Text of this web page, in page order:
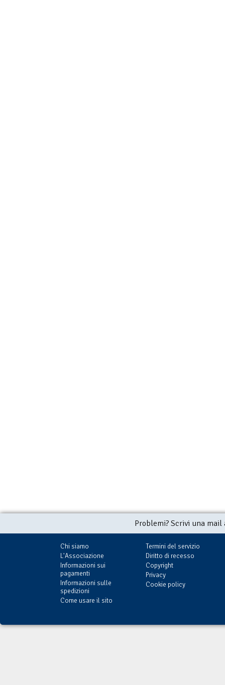
Problemi? Scrivi una
Chi siamo
L'Associazione
Informazioni sui
pagamenti
Informazioni sulle
spedizioni
Come usare il sito
Termini del servizio
Diritto di recesso
Copyright
Privacy
Cookie policy